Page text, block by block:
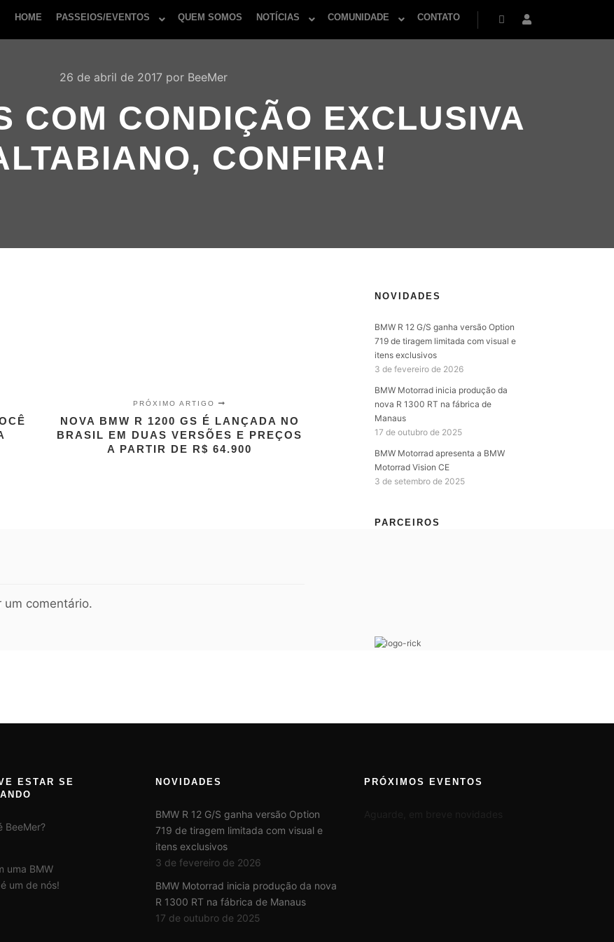
HOME PASSEIOS/EVENTOS QUEM SOMOS NOTÍCIAS COMUNIDADE CONTATO
PesquisaMais informações
26 de abril de 2017 por BeeMer
COM CONDIÇÃO EXCLUSIVA
CONFIRA!
PRÓXIMO ARTIGO
NOVA BMW R 1200 GS É LANÇADA NO
BRASIL EM DUAS VERSÕES E PREÇOS
A PARTIR DE R$ 64.900
um comentário.
NOVIDADES
BMW R 12 G/S ganha versão Option
719 de tiragem limitada com visual e
itens exclusivos
3 de fevereiro de 2026
BMW Motorrad inicia produção da
nova R 1300 RT na fábrica de
Manaus
17 de outubro de 2025
BMW Motorrad apresenta a BMW
Motorrad Vision CE
3 de setembro de 2025
PARCEIROS
ESTAR SE
BeeMer?
uma BMW
um de nós!
NOVIDADES
BMW R 12 G/S ganha versão Option
719 de tiragem limitada com visual e
itens exclusivos
3 de fevereiro de 2026
BMW Motorrad inicia produção da nova
R 1300 RT na fábrica de Manaus
17 de outubro de 2025
PRÓXIMOS EVENTOS